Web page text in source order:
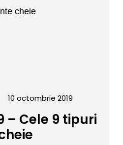
10 octombrie 2019
– Cele 9 tipuri